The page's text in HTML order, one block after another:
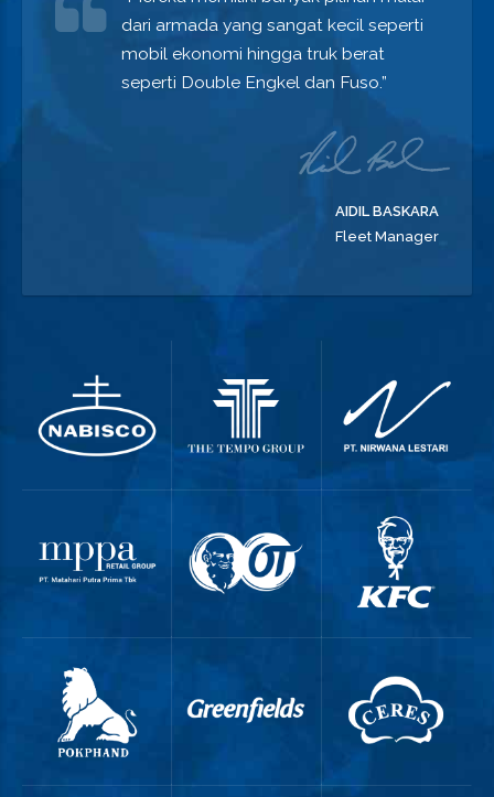
dari armada yang sangat kecil seperti
mobil ekonomi hingga truk berat
seperti Double Engkel dan Fuso.”
AIDIL BASKARA
Fleet Manager